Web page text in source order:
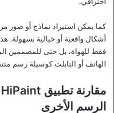
كما يمكن استيراد نماذج أو صور
فقط للهواة، بل حتى للمصممين
الهاتف أو التابلت كوسيلة رسم
الرسم الأخرى